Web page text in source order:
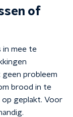
of
in mee te
geen probleem
brood in te
op geplakt. Voor